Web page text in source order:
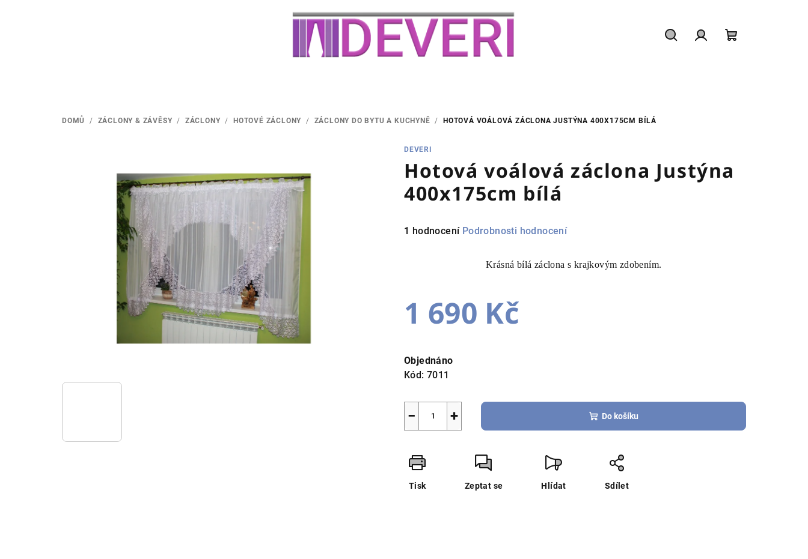
DOMŮ / ZÁCLONY & ZÁVĚSY / ZÁCLONY / HOTOVÉ ZÁCLONY / ZÁCLONY DO BYTU A KUCHYNĚ / HOTOVÁ VOÁLOVÁ ZÁCLONA JUSTÝNA 400X175CM BÍLÁ
DEVERI
Hotová voálová záclona Justýna
400x175cm bílá
Průměrné
1 hodnocení Podrobnosti hodnocení
Krásná bílá záclona s krajkovým zdobením.
1 690 Kč
cena:
Objednáno
Kód: 7011
+
− Do košíku
Tisk Zeptat se Hlídat Sdílet